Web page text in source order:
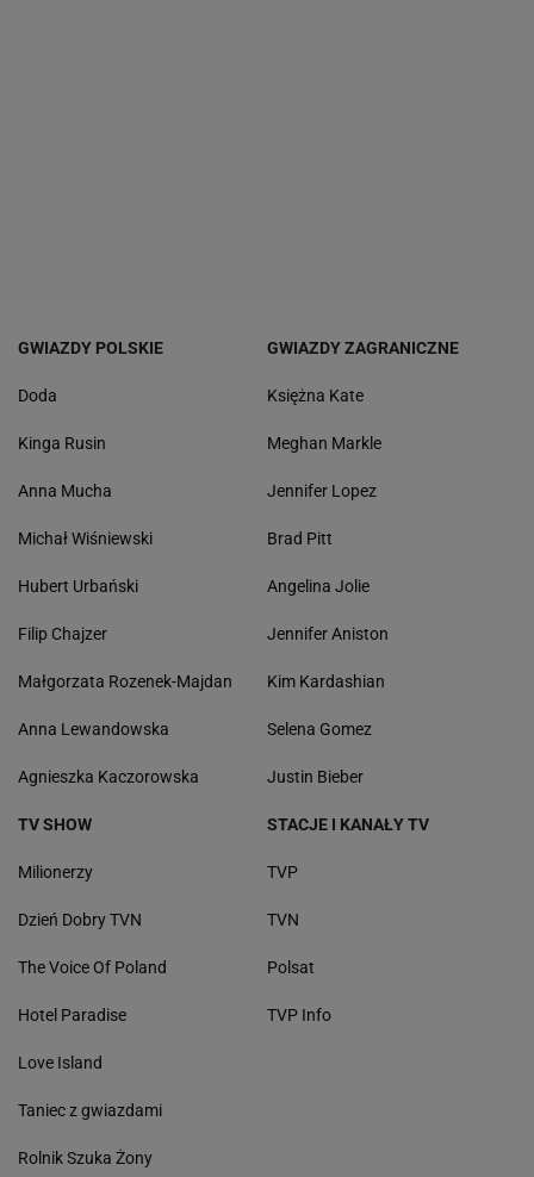
GWIAZDY POLSKIE
Doda
Kinga Rusin
Anna Mucha
Michał Wiśniewski
Hubert Urbański
Filip Chajzer
Małgorzata Rozenek-Majdan
Anna Lewandowska
Agnieszka Kaczorowska
GWIAZDY ZAGRANICZNE
Księżna Kate
Meghan Markle
Jennifer Lopez
Brad Pitt
Angelina Jolie
Jennifer Aniston
Kim Kardashian
Selena Gomez
Justin Bieber
TV SHOW
Milionerzy
Dzień Dobry TVN
The Voice Of Poland
Hotel Paradise
Love Island
Taniec z gwiazdami
Rolnik Szuka Żony
STACJE I KANAŁY TV
TVP
TVN
Polsat
TVP Info